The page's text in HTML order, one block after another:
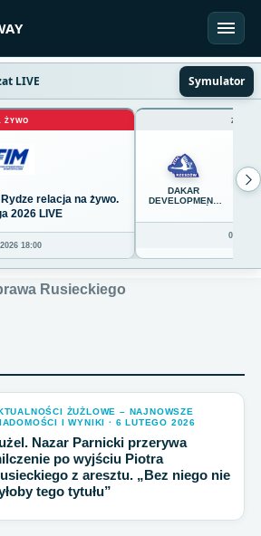
LIVE Symulator
ŻYWO
relacja na żywo.
2026 LIVE
18:00
DAKAR
DEVELOPMENT
45
Rusieckiego
ŻUŻLOWE – NAJNOWSZE
I WYNIKI · 6 LUTEGO 2026
Nazar Parnicki przerywa
po wyjściu Piotra
z aresztu. „Bez niego nie
tego tytułu”